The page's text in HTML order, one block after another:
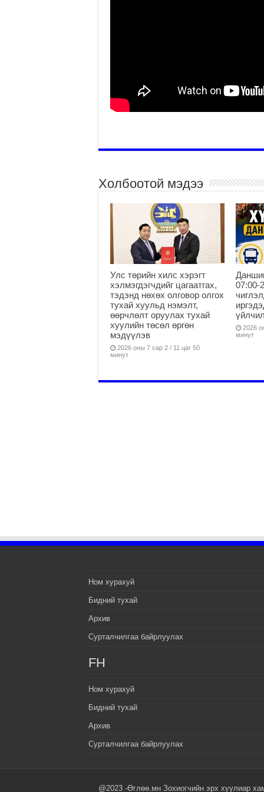
Холбоотой мэдээ
Улс төрийн хилс хэрэгт
хэлмэгдэгчдийг цагаатгах,
тэдэнд нөхөх олговор олгох
тухай хуульд нэмэлт,
өөрчлөлт оруулах тухай
хуулийн төсөл өргөн
мэдүүлэв
2026 оны 7 сар 2 / 11 цаг 50
минут
07:00-
2026
минут
Ном хурахуй
Бидний тухай
Архив
Сурталчилгаа байрлуулах
FH
Ном хурахуй
Бидний тухай
Архив
Сурталчилгаа байрлуулах
@2023 -Өглөө.мн Зохиогчийн эрх хуулиар